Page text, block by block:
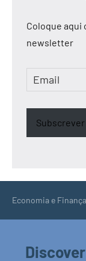
Coloque aqui
newsletter
Email
Subscrever
Economia e